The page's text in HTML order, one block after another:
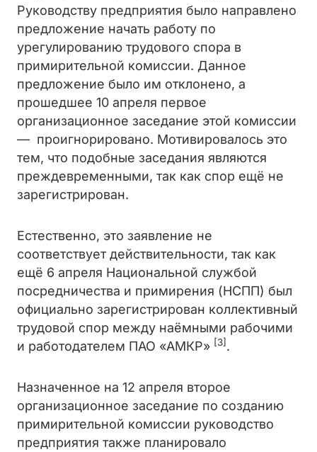
Руководству предприятия было направлено
предложение начать работу по
урегулированию трудового спора в
примирительной комиссии. Данное
предложение было им отклонено, а
прошедшее 10 апреля первое
организационное заседание этой комиссии
— проигнорировано. Мотивировалось это
тем, что подобные заседания являются
преждевременными, так как спор ещё не
зарегистрирован.
Естественно, это заявление не
соответствует действительности, так как
ещё 6 апреля Национальной службой
посредничества и примирения (НСПП) был
официально зарегистрирован коллективный
трудовой спор между наёмными рабочими
и работодателем ПАО «АМКР» [3].
Назначенное на 12 апреля второе
организационное заседание по созданию
примирительной комиссии руководство
предприятия также планировало